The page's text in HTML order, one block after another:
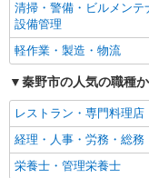
ブランクOK
エルダー（50代～）活躍
高収入・高額
昇給あり
フルタイム歓迎
駅直結・駅チカ
バイク通勤OK
清掃・警備・ビルメンテ
設備管理
軽作業・製造・物流
秦野市の人気の職種
レストラン・専門料理店
経理・人事・労務・総務
栄養士・管理栄養士